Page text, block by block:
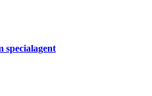
specialagent